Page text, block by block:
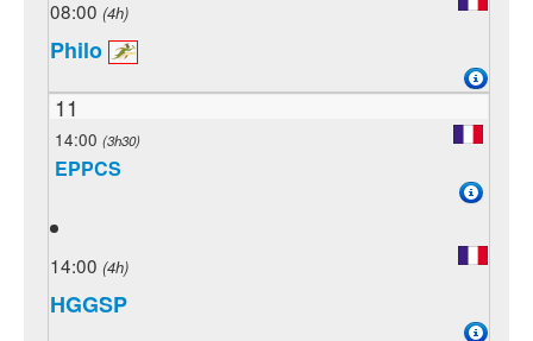
08:00 (4h)
Philo
11
14:00 (3h30)
EPPCS
14:00 (4h)
HGGSP